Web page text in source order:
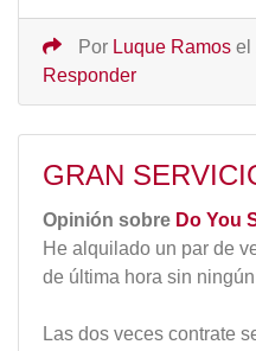
Por Luque Ramos el
Responder
GRAN
Opinión sobre Do You
He alquilado un par de
de última hora sin
Las dos veces contrate